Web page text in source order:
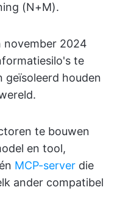
(N+M).
november 2024
te
geïsoleerd houden
te bouwen
en tool,
MCP-server die
ander compatibel